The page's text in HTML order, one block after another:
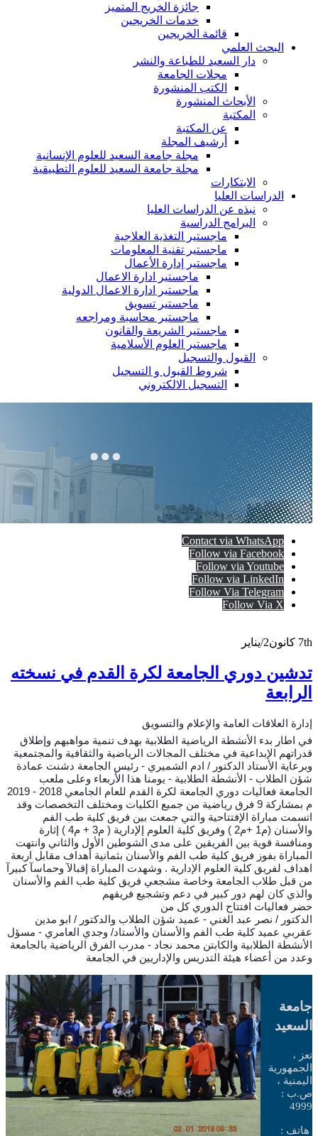
جائزة الخريج المتميز
خدمات الخريجين
قائمة الخريجين
البحث العلمي
دار السعيد للطباعة والنشر
مجلات الجامعة
الكتب المنشورة
الأبحاث المنشورة
المكتبة
عن المكتبة
أرشيف المجلة
مجلة جامعة السعيد للعلوم الإنسانية
مجلة جامعة السعيد للعلوم التطبيقية
الابتكارات
الدراسات العليا
نبذه عن الدراسات العليا
البرامج الدراسية
ماجستير التغذية العلاجية
ماجستير تقنية المعلومات
ماجستير إدارة الأعمال
ماجستير ادارة الاعمال
ماجستير ادارة الاعمال الدولية
ماجستير تسويق
ماجستير محاسبة ومراجعه
ماجستير الشريعة والقانون
ماجستير العلوم الأسلامية
القبول والتسجيل
شروط القبول و التسجيل
التسجيل الالكتروني
Contact via WhatsApp
Follow via Facebook
Follow via Youtube
Follow via LinkedIn
Follow Via Telegram
Follow Via X
7th كانون2/يناير
تدشين دوري الجامعة لكرة القدم في نسخته
الرابعة
إدارة العلاقات العامة والإعلام والتسويق
في اطار بدء الأنشطة الرياضية الطلابية بهدف تنمية مواهبهم وإطلاق
قدراتهم الإبداعية في مختلف المجالات الرياضية والثقافية والمجتمعية
وبرعاية الأستاد الدكتور / ادم الشميري - رئيس الجامعة دشنت عمادة
شؤن الطلاب - الأنشطة الطلابية - يومنا هذا الأربعاء وعلى ملعب
الجامعة فعاليات دوري الجامعة لكرة القدم للعام الجامعي 2018 - 2019
م بمشاركة 9 فرق رياضية من جميع الكليات ومختلف التخصصات وقد
اتسمت مباراة الإفتتاحية والتي جمعت بين فريق كلية طب الفم
والأسنان (م1 +م2 ) وفريق كلية العلوم إلإدارية ( م3 + م4 ) إثارة
ومنافسة قوية بين الفريقين على مدى الشوطين الأول والثاني وانتهت
المباراة بفوز فريق كلية طب الفم والأسنان بثمانية أهداف مقابل اربعة
اهداف لفريق كلية العلوم الإدارية . وشهدت المباراة إقبالآ وحماسآ كبيرآ
من قبل طلاب الجامعة وخاصة مشجعي فريق كلية طب الفم والأسنان
والذي كان لهم دور كبير في دعم وتشجيع فريقهم
حضر فعاليات افتتاح الدوري كل من
الدكتور / نصر عبد الغني - عميد شؤن الطلاب والدكتور / ابو مدين
عقربي عميد كلية طب الفم والأسنان والأستاد/ وجدي العامري - مسؤل
الأنشطة الطلابية والكابتن محمد نجاد - مدرب الفرق الرياضية بالجامعة
وعدد من أعضاء هيئة التدريس والإداريين في الجامعة
جامعة
السعيد
تعز ،
الجمهورية
اليمنية ،
ص.ب :
4999
هاتف :